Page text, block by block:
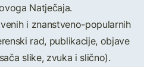
Natječaja.
i znanstveno-popularnih
rad, publikacije, objave
slike, zvuka i slično).